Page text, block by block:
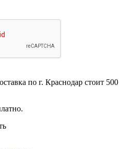
по г. Краснодар стоит 500